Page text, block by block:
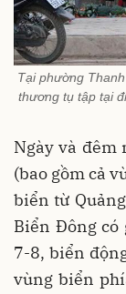
Tại phường
thương tụ tập tại
Ngày và đêm
(bao gồm cả
biển từ
Biển Đông có
7-8, biển
vùng biển